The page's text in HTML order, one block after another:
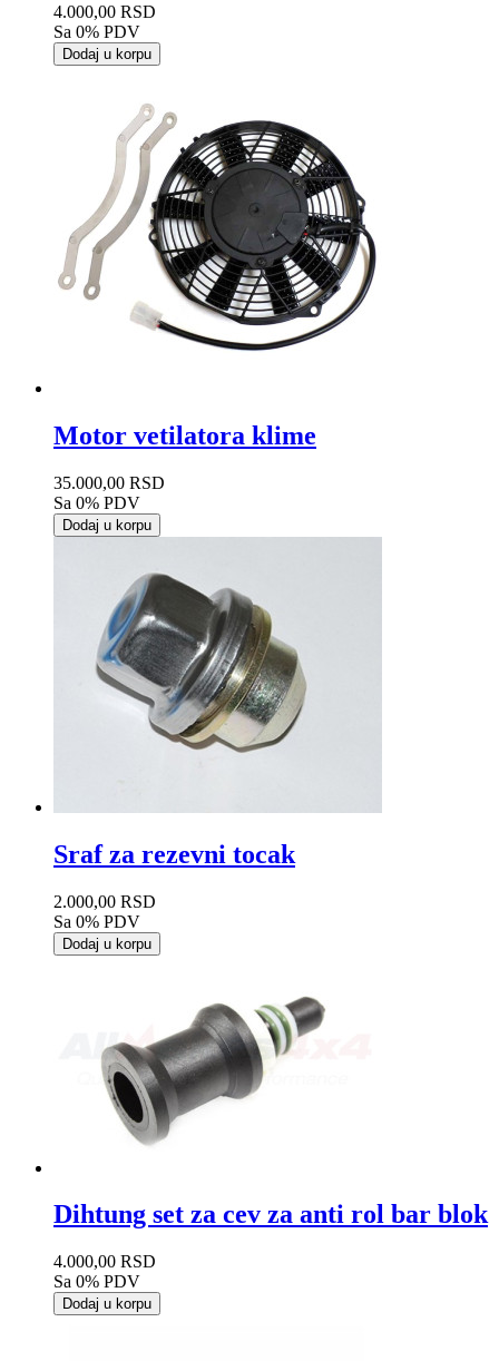
4.000,00 RSD
Sa 0% PDV
Dodaj u korpu
Motor vetilatora klime
35.000,00 RSD
Sa 0% PDV
Dodaj u korpu
Sraf za rezevni tocak
2.000,00 RSD
Sa 0% PDV
Dodaj u korpu
Dihtung set za cev za anti rol bar blok
4.000,00 RSD
Sa 0% PDV
Dodaj u korpu